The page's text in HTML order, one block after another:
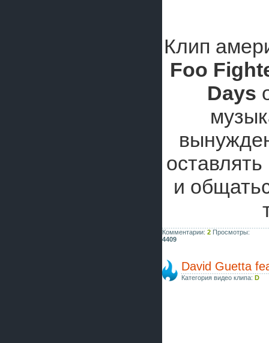
Клип
Foo
Days
и
Комментарии: 2 Просмотры:
4409
David Guetta
Категория видео клипа: D